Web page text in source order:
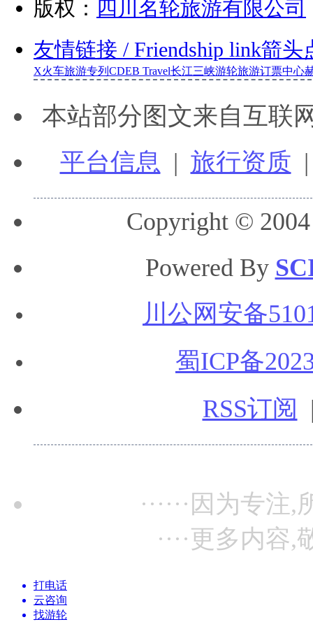
版权： 四川名轮旅游有限公司
友情链接 / Friendship link箭头
X火车旅游专列 CDEB Travel长江三峡游轮旅游订票中心
本站部分图文来自互联
平台信息 | 旅行资质
Copyright ©
Powered By
川公网安备
蜀ICP备
RSS订阅
······因为专注,
····更多内容,
打电话
云咨询
找游轮